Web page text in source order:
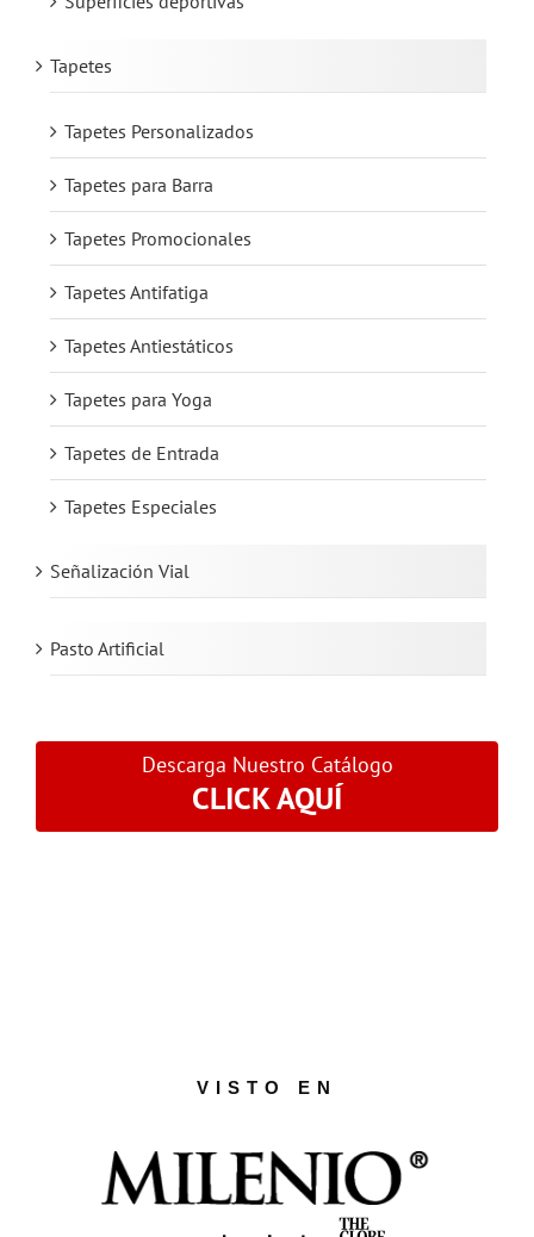
Tapetes
Tapetes Personalizados
Tapetes para Barra
Tapetes Promocionales
Tapetes Antifatiga
Tapetes Antiestáticos
Tapetes para Yoga
Tapetes de Entrada
Tapetes Especiales
Señalización Vial
Pasto Artificial
Descarga Nuestro Catálogo
CLICK AQUÍ
VISTO EN